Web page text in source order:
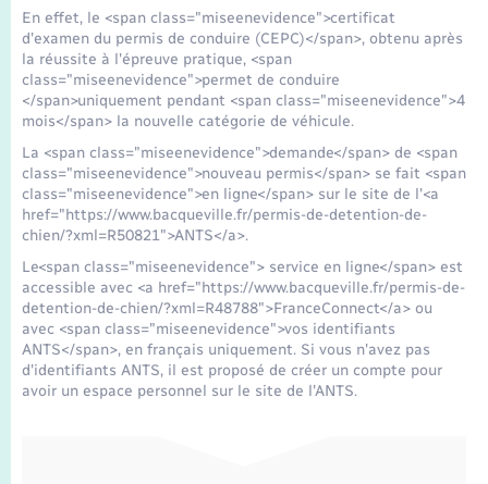
Sécurité - Prévention
Seniors
Transports
Voirie et espace public
En effet, le <span class="miseenevidence">certificat
d'examen du permis de conduire (CEPC)</span>, obtenu après
la réussite à l'épreuve pratique, <span
class="miseenevidence">permet de conduire
</span>uniquement pendant <span class="miseenevidence">4
mois</span> la nouvelle catégorie de véhicule.
La <span class="miseenevidence">demande</span> de <span
class="miseenevidence">nouveau permis</span> se fait <span
class="miseenevidence">en ligne</span> sur le site de l'<a
href="https://www.bacqueville.fr/permis-de-detention-de-
chien/?xml=R50821">ANTS</a>.
Le<span class="miseenevidence"> service en ligne</span> est
accessible avec <a href="https://www.bacqueville.fr/permis-de-
detention-de-chien/?xml=R48788">FranceConnect</a> ou
avec <span class="miseenevidence">vos identifiants
ANTS</span>, en français uniquement. Si vous n'avez pas
d'identifiants ANTS, il est proposé de créer un compte pour
avoir un espace personnel sur le site de l'ANTS.